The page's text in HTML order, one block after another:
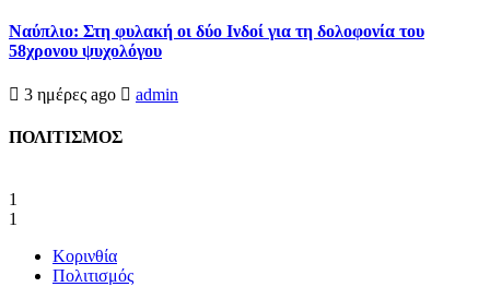
Ναύπλιο: Στη φυλακή οι δύο Ινδοί για τη δολοφονία του
58χρονου ψυχολόγου
3 ημέρες ago admin
ΠΟΛΙΤΙΣΜΟΣ
1
1
Κορινθία
Πολιτισμός